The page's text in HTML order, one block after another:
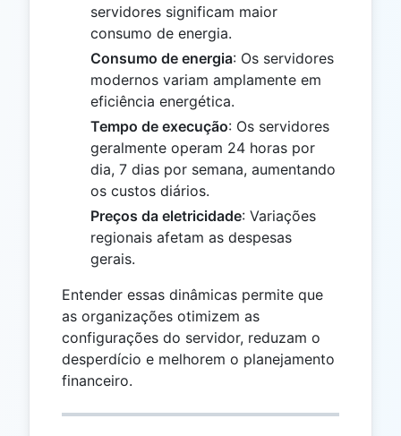
servidores significam maior
consumo de energia.
Consumo de energia: Os servidores
modernos variam amplamente em
eficiência energética.
Tempo de execução: Os servidores
geralmente operam 24 horas por
dia, 7 dias por semana, aumentando
os custos diários.
Preços da eletricidade: Variações
regionais afetam as despesas
gerais.
Entender essas dinâmicas permite que
as organizações otimizem as
configurações do servidor, reduzam o
desperdício e melhorem o planejamento
financeiro.